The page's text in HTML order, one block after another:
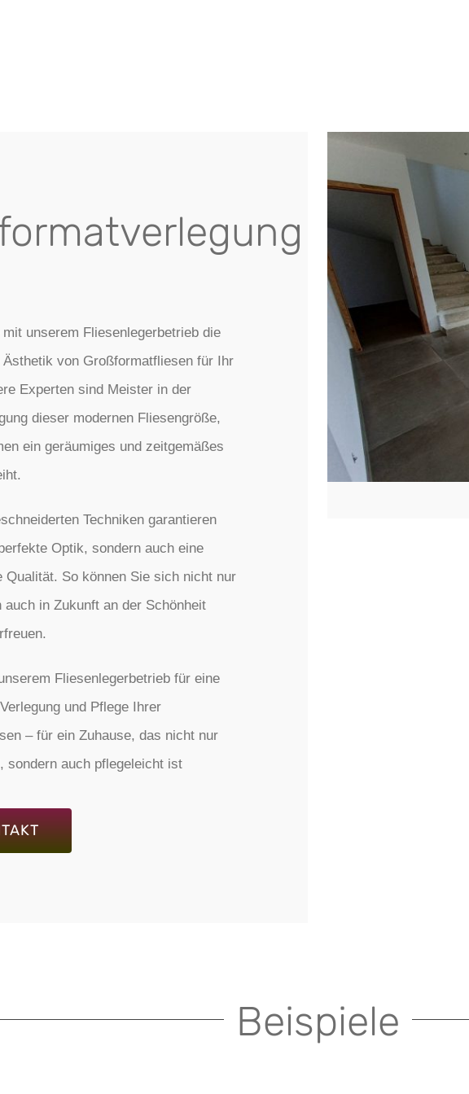
mit unserem Fliesenlegerbetrieb die
von Großformatfliesen für Ihr
Experten sind Meister in der
dieser modernen Fliesengröße,
ein geräumiges und zeitgemäßes
Techniken garantieren
Optik, sondern auch eine
Qualität. So können Sie sich nicht nur
auch in Zukunft an der Schönheit
Fliesenlegerbetrieb für eine
und Pflege Ihrer
– für ein Zuhause, das nicht nur
sondern auch pflegeleicht ist
Beispiele